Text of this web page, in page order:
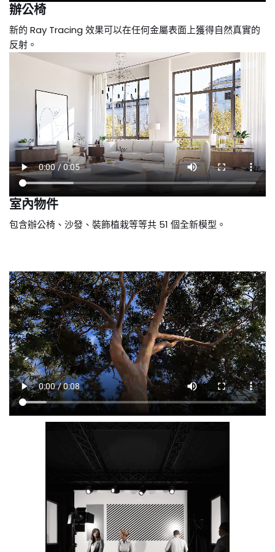
辦公椅
新的 Ray Tracing 效果可以在任何金屬表面上獲得自然真實的
反射。
室內物件
包含辦公椅、沙發、裝飾植栽等等共 51 個全新模型。